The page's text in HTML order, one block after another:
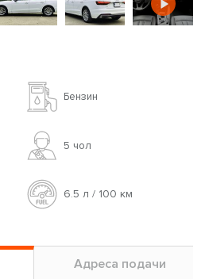
Бензин
5 чoл
6.5 л / 100 км
Адреса подачи